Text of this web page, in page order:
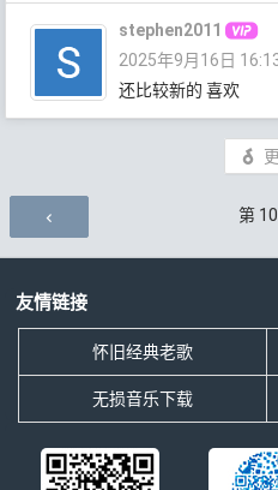
stephen2011
2025年9月16日
还比较新的 喜欢
评论导航 第 10
友情链接
怀旧经典老歌
无损音乐下载